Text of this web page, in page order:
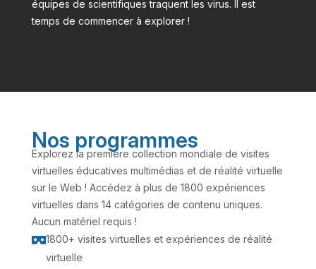
équipes de scientifiques traquent les virus. Il est
temps de commencer à explorer !
Nos programmes
Explorez la première collection mondiale de visites
virtuelles éducatives multimédias et de réalité virtuelle
sur le Web ! Accédez à plus de 1800 expériences
virtuelles dans 14 catégories de contenu uniques.
Aucun matériel requis !
1800+ visites virtuelles et expériences de réalité
virtuelle